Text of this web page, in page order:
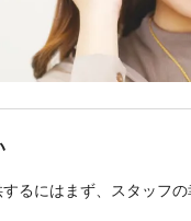
約をお取りしますので残
の店舗で施術に集中！
舗が半個室。落ち着いたト
ロンデビューしていただ
るにはまず、スタッフ